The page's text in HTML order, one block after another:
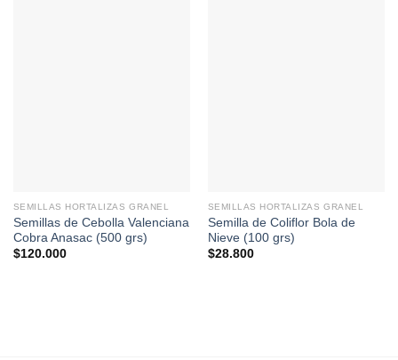
SEMILLAS HORTALIZAS GRANEL
Semillas de Cebolla Valenciana
Cobra Anasac (500 grs)
$120.000
SEMILLAS HORTALIZAS GRANEL
Semilla de Coliflor Bola de
Nieve (100 grs)
$28.800